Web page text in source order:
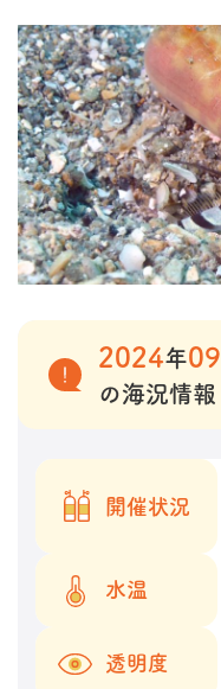
2024年09
の海況情報
開催状況
水温
透明度